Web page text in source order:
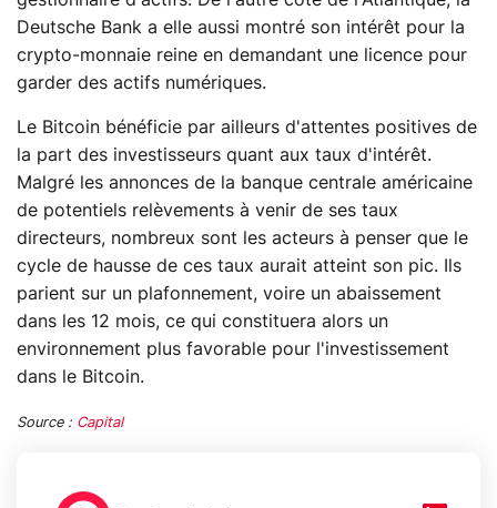
Deutsche Bank a elle aussi montré son intérêt pour la
crypto-monnaie reine en demandant une licence pour
garder des actifs numériques.
Le Bitcoin bénéficie par ailleurs d'attentes positives de
la part des investisseurs quant aux taux d'intérêt.
Malgré les annonces de la banque centrale américaine
de potentiels relèvements à venir de ses taux
directeurs, nombreux sont les acteurs à penser que le
cycle de hausse de ces taux aurait atteint son pic. Ils
parient sur un plafonnement, voire un abaissement
dans les 12 mois, ce qui constituera alors un
environnement plus favorable pour l'investissement
dans le Bitcoin.
Source : Capital